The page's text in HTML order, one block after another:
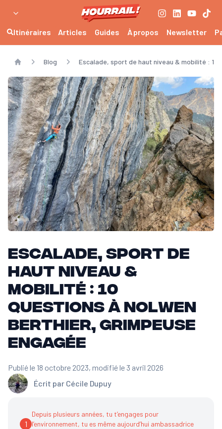
Itinéraires Articles Guides À propos Newsletter
Home
Blog Escalade, sport de haut niveau & mobilité :
Escalade, sport de
haut niveau &
mobilité : 10
questions à Nolwen
Berthier, grimpeuse
engagée
Écrit par Cécile Dupuy
Publié le 18 octobre 2023, modifié le 3 avril 2026
1
Depuis plusieurs années, tu t’engages pour
l’environnement, tu es même aujourd’hui ambassadrice